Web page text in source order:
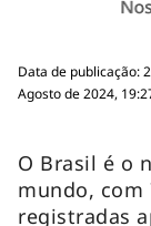
Data de publicação:
Agosto de 2024,
O Brasil é o
mundo, com
registradas